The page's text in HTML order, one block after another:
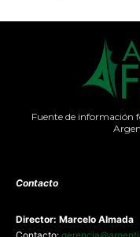
Fuente de información
Contacto
Director: Marcelo Almada